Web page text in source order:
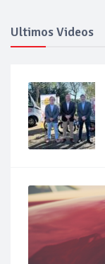
Ultimos Videos